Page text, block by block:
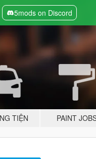
5mods on Discord
TIỆN PAINT